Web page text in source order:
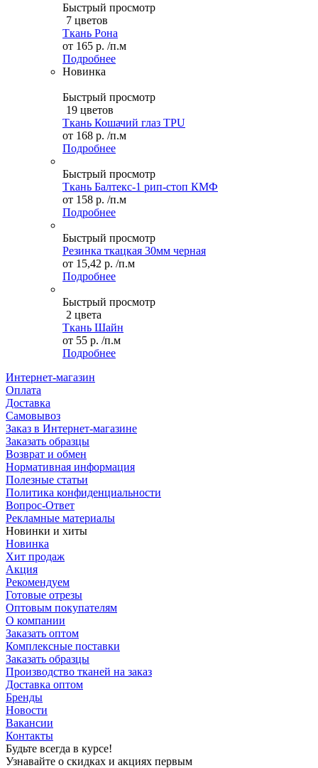
Быстрый просмотр
7 цветов
Ткань Рона
от 165 р. /п.м
Подробнее
Новинка
Быстрый просмотр
19 цветов
Ткань Кошачий глаз TPU
от 168 р. /п.м
Подробнее
Быстрый просмотр
Ткань Балтекс-1 рип-стоп КМФ
от 158 р. /п.м
Подробнее
Быстрый просмотр
Резинка ткацкая 30мм черная
от 15,42 р. /п.м
Подробнее
Быстрый просмотр
2 цвета
Ткань Шайн
от 55 р. /п.м
Подробнее
Интернет-магазин
Оплата
Доставка
Самовывоз
Заказ в Интернет-магазине
Заказать образцы
Возврат и обмен
Нормативная информация
Полезные статьи
Политика конфиденциальности
Вопрос-Ответ
Рекламные материалы
Новинки и хиты
Новинка
Хит продаж
Акция
Рекомендуем
Готовые отрезы
Оптовым покупателям
О компании
Заказать оптом
Комплексные поставки
Заказать образцы
Производство тканей на заказ
Доставка оптом
Бренды
Новости
Вакансии
Контакты
Будьте всегда в курсе!
Узнавайте о скидках и акциях первым